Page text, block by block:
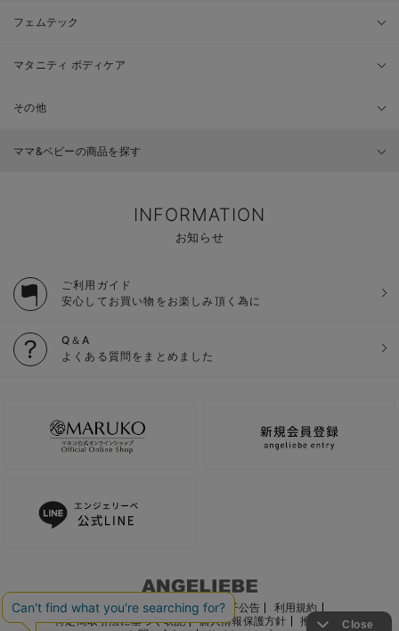
フェムテック
マタニティ ボディケア
その他
ママ&ベビーの商品を探す
INFORMATION
お知らせ
ご利用ガイド
安心してお買い物をお楽しみ頂く為に
Q＆A
よくある質問をまとめました
ご利用ガイド 会社概要 電子公告
利用規約
特定商取引法に基づく表記
個人情報保護方針
推奨環境